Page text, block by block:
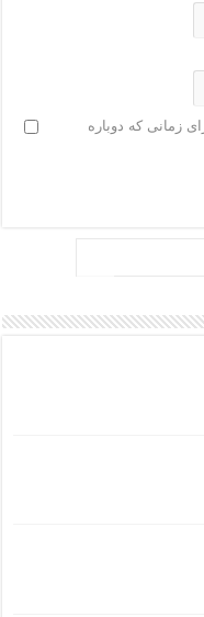
زمانی که دوباره